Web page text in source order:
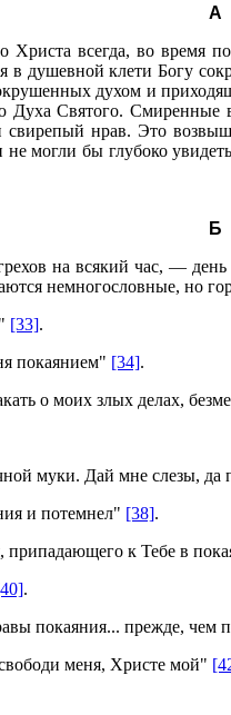
А
всегда, во время
душевной клети Богу
духом и
Духа Святого.
свирепый нрав. Это
могли бы глубоко
Б
на всякий час, —
немногословные, но
[33].
покаянием" [34].
о моих злых делах,
муки. Дай мне слезы, да
и потемнел" [38].
к Тебе в
.
покаяния... прежде, чем
меня, Христе мой"